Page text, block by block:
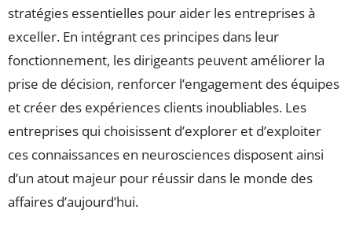
stratégies essentielles pour aider les entreprises à
exceller. En intégrant ces principes dans leur
fonctionnement, les dirigeants peuvent améliorer la
prise de décision, renforcer l’engagement des équipes
et créer des expériences clients inoubliables. Les
entreprises qui choisissent d’explorer et d’exploiter
ces connaissances en neurosciences disposent ainsi
d’un atout majeur pour réussir dans le monde des
affaires d’aujourd’hui.